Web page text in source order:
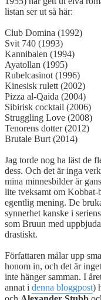
listan ser ut så här:
Club Domina (1992)
Svit 740 (1993)
Kannibalen (1994)
Ayatollan (1995)
Rubelcasinot (1996)
Kinesisk rulett (2002)
Pizza al-Qaida (2004)
Sibirisk cocktail (2006)
Struggling Love (2008)
Tenorens dotter (2012)
Brutale Burt (2014)
Jag torde nog ha läst de
dess. Och det är inga
mina minnesbilder är
lite tveksamt om Kobbat-
egentlig mening. De
synnerhet kanske i
som Bruun med
drastiskt.
Författaren målar upp
honom in, och det är
inte hänger samman. I
annat i denna bloggpost)